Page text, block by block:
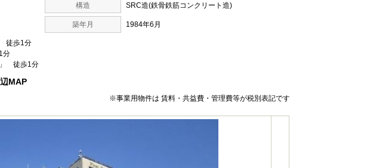
構造 SRC造(鉄骨鉄筋コンクリート造)
築年月 1984年6月
徒歩1分
分
徒歩1分
MAP
※事業用物件は 賃料・共益費・管理費等が税別表記です